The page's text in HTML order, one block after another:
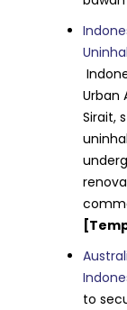
Urban
Sirait,
to